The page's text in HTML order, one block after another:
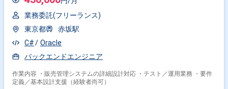
業務委託(フリーランス)
東京都
赤坂駅
C#
Oracle
バックエンドエンジニア
作業内容 ・販売管理システムの詳細設計対応 ・テスト／運用業務 ・要件
定義／基本設計支援（経験者尚可）